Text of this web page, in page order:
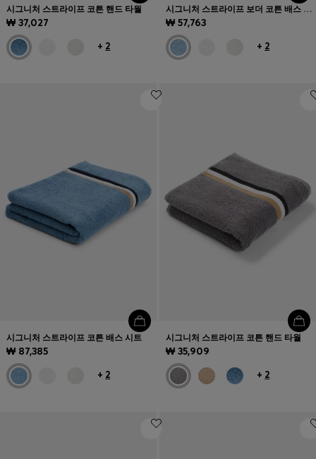
시그니처 스트라이프 코튼 핸드 타월
₩ 37,027
+ 2
시그니처 스트라이프 보더 코튼 배스 타월
₩ 57,763
+ 2
시그니처 스트라이프 코튼 배스 시트
₩ 87,385
+ 2
시그니처 스트라이프 코튼 핸드 타월
₩ 35,909
+ 2